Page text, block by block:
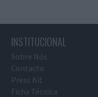
INSTITUCIONAL
Sobre Nós
Contacto
Press Kit
Ficha Técnica